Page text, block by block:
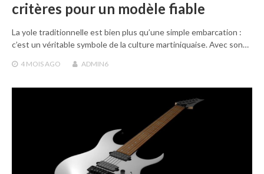
critères pour un modèle fiable
La yole traditionnelle est bien plus qu’une simple embarcation :
c’est un véritable symbole de la culture martiniquaise. Avec son…
4 MOIS AGO ADMIN6